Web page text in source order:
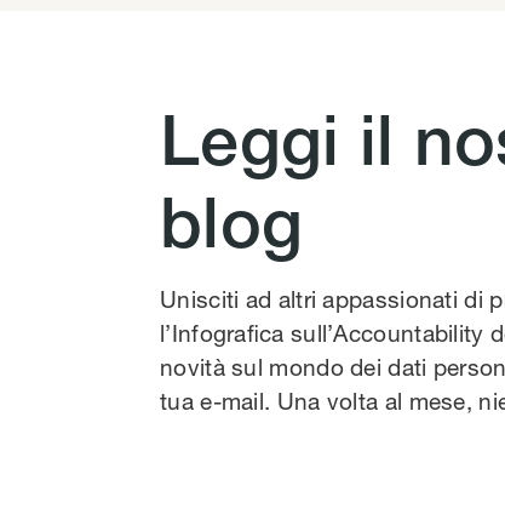
Leggi il
blog
Unisciti ad altri appassionati di
l’Infografica sull’Accountability
novità sul mondo dei dati
tua e-mail. Una volta al mese,